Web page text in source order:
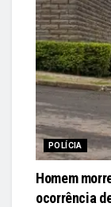
POLÍCIA
Homem
ocorrência